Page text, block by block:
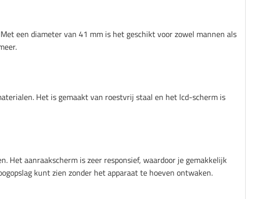
een diameter van 41 mm is het geschikt voor zowel mannen als
Het is gemaakt van roestvrij staal en het lcd-scherm is
Het aanraakscherm is zeer responsief, waardoor je gemakkelijk
kunt zien zonder het apparaat te hoeven ontwaken.